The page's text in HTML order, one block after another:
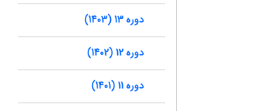
دوره 13 (1403)
دوره 12 (1402)
دوره 11 (1401)